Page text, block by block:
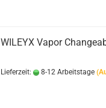
WILEYX Vapor
Lieferzeit: 8-12 Arbeitstage